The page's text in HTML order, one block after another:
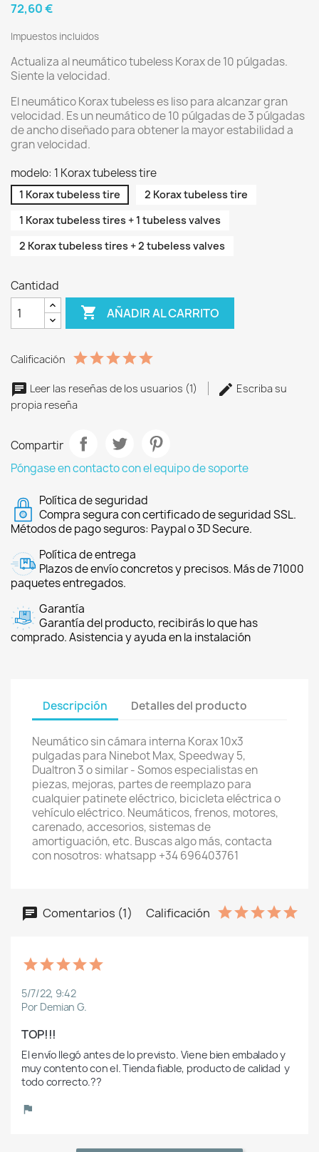
72,60 €
Impuestos incluidos
Actualiza al neumático tubeless Korax de 10 púlgadas.
Siente la velocidad.
El neumático Korax tubeless es liso para alcanzar gran
velocidad. Es un neumático de 10 púlgadas de 3 púlgadas
de ancho diseñado para obtener la mayor estabilidad a
gran velocidad.
modelo: 1 Korax tubeless tire
1 Korax tubeless tire
2 Korax tubeless tire
1 Korax tubeless tires + 1 tubeless valves
2 Korax tubeless tires + 2 tubeless valves
Cantidad
 AÑADIR AL CARRITO
Calificación
Leer las reseñas de los usuarios (1)
Escriba su
propia reseña
Compartir
Póngase en contacto con el equipo de soporte
Política de seguridad
Compra segura con certificado de seguridad SSL.
Métodos de pago seguros: Paypal o 3D Secure.
Política de entrega
Plazos de envío concretos y precisos. Más de 71000
paquetes entregados.
Garantía
Garantía del producto, recibirás lo que has
comprado. Asistencia y ayuda en la instalación
Descripción Detalles del producto
Neumático sin cámara interna Korax 10x3
pulgadas para Ninebot Max, Speedway 5,
Dualtron 3 o similar - Somos especialistas en
piezas, mejoras, partes de reemplazo para
cualquier patinete eléctrico, bicicleta eléctrica o
vehículo eléctrico. Neumáticos, frenos, motores,
carenado, accesorios, sistemas de
amortiguación, etc. Buscas algo más, contacta
con nosotros: whatsapp +34 696403761
Comentarios (1) Calificación
5/7/22, 9:42
Por Demian G.
TOP!!!
El envío llegó antes de lo previsto. Viene bien embalado y
muy contento con el. Tienda fiable, producto de calidad  y
todo correcto.??